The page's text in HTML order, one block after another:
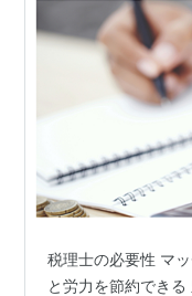
税理士の必要性 マ
と労力を節約でき